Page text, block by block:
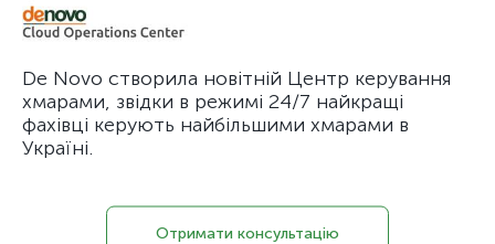
De Novo створила новітній Центр керування
хмарами, звідки в режимі 24/7 найкращі
фахівці керують найбільшими хмарами в
Україні.
Отримати консультацію